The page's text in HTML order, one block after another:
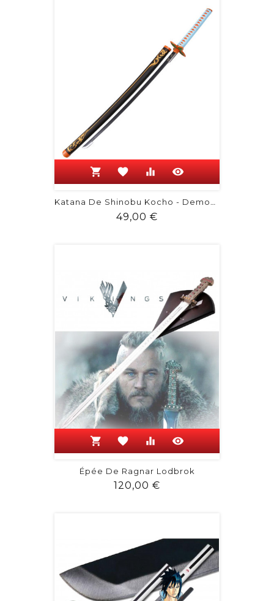
shopping_cart favorite equalizer visibility
Katana De Shinobu Kocho - Demon Slayer
49,00 €
shopping_cart favorite equalizer visibility
Épée De Ragnar Lodbrok
120,00 €